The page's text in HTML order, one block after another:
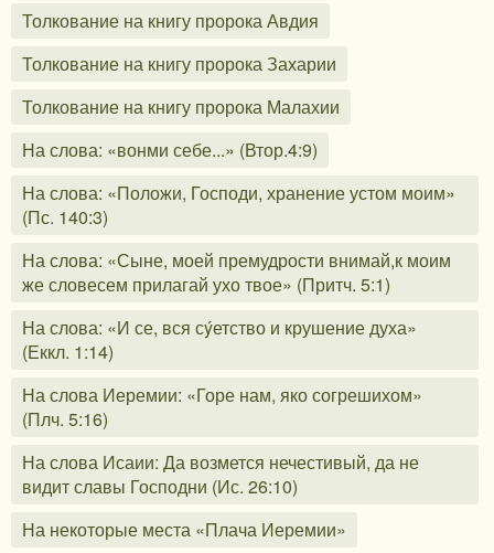
Толкование на книгу пророка Авдия
Толкование на книгу пророка Захарии
Толкование на книгу пророка Малахии
На слова: «вонми себе...» (Втор.4:9)
На слова: «Положи, Господи, хранение устом моим»
(Пс. 140:3)
На слова: «Сыне, моей премудрости внимай,к моим
же словесем прилагай ухо твое» (Притч. 5:1)
На слова: «И се, вся сýетство и крушение духа»
(Еккл. 1:14)
На слова Иеремии: «Горе нам, яко согрешихом»
(Плч. 5:16)
На слова Исаии: Да возмется нечестивый, да не
видит славы Господни (Ис. 26:10)
На некоторые места «Плача Иеремии»